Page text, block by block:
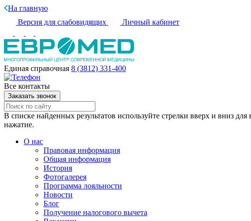
На главную
Версия для слабовидящих
Личный кабинет
Единая справочная 8 (3812) 331-400
Все контакты
Заказать звонок
В списке найденных результатов используйте стрелки вверх и вниз
нажатие.
О нас
Правовая информация
Общая информация
История
Фотогалерея
Программа лояльности
Новости
Блог
Получение налогового вычета